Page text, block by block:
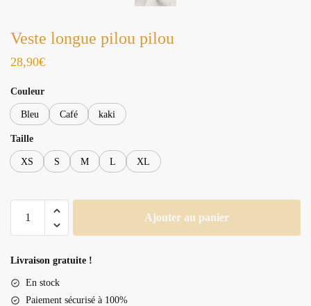
Veste longue pilou pilou
28,90€
Couleur
Bleu Café kaki
Taille
XS S M L XL
longue
pilou
Ajouter au panier
Livraison gratuite !
En stock
Paiement sécurisé à 100%